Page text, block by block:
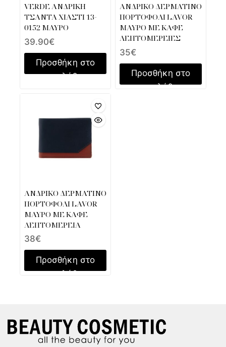
VERDE ΑΝΔΡΙΚΗ
ΤΣΑΝΤΑ ΧΙΑΣΤΙ 13-
0152 ΜΑΥΡΟ
39.90€
Προσθήκη στο
καλάθι
ΑΝΔΡΙΚΟ ΔΕΡΜΑΤΙΝΟ
ΠΟΡΤΟΦΟΛΙ LAVOR
ΜΑΥΡΟ ΜΕ ΚΑΦΕ
ΛΕΠΤΟΜΕΡΕΙΕΣ
35€
Προσθήκη στο
καλάθι
ΑΝΔΡΙΚΟ ΔΕΡΜΑΤΙΝΟ
ΠΟΡΤΟΦΟΛΙ LAVOR
ΜΑΥΡΟ ΜΕ ΚΑΦΕ
ΛΕΠΤΟΜΕΡΕΙΑ
38€
Προσθήκη στο
καλάθι